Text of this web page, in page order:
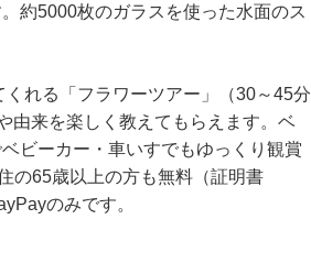
約5000枚のガラスを使った水面のス
れる「フラワーツアー」（30～45分
由来を楽しく教えてもらえます。ベ
ビーカー・車いすでもゆっくり観賞
の65歳以上の方も無料（証明書
のみです。